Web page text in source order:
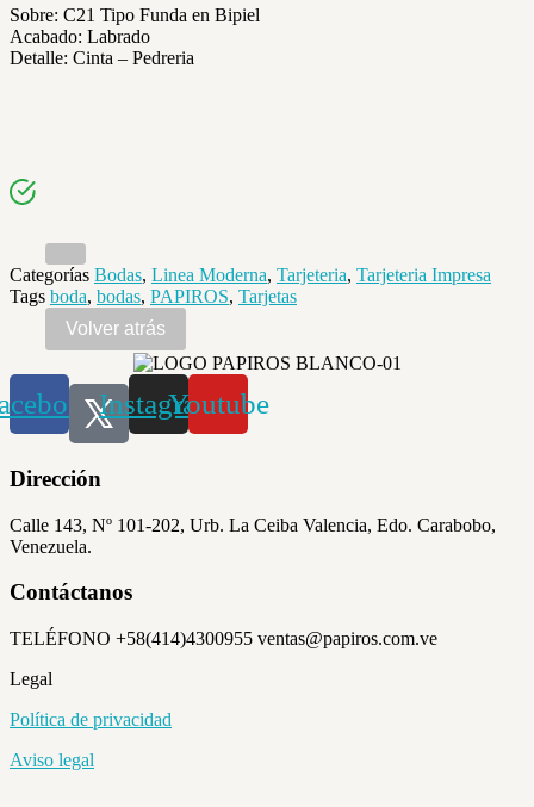
Sobre: C21 Tipo Funda en Bipiel
Acabado: Labrado
Detalle: Cinta – Pedreria
Categorías Bodas, Linea Moderna, Tarjeteria, Tarjeteria Impresa
Tags boda, bodas, PAPIROS, Tarjetas
InstagramYoutube
Dirección
Calle 143, Nº 101-202, Urb. La Ceiba Valencia, Edo. Carabobo,
Venezuela.
Contáctanos
TELÉFONO +58(414)4300955 ventas@papiros.com.ve
Legal
Política de privacidad
Aviso legal